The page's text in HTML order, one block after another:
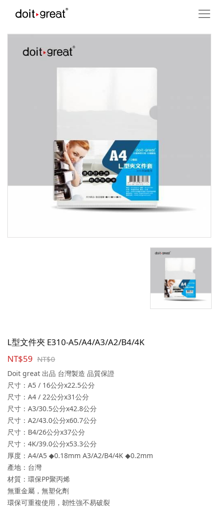
L型文件夾 E310-A5/A4/A3/A2/B4/4K
NT$59 NT$0
Doit great 出品 台灣製造 品質保證
尺寸：A5 / 16公分x22.5公分
尺寸：A4 / 22公分x31公分
尺寸：A3/30.5公分x42.8公分
尺寸：A2/43.0公分x60.7公分
尺寸：B4/26公分x37公分
尺寸：4K/39.0公分x53.3公分
厚度：A4/A5 ◆0.18mm A3/A2/B4/4K ◆0.2mm
產地：台灣
材質：環保PP聚丙烯
無重金屬，無塑化劑
環保可重複使用，韌性強不易破裂